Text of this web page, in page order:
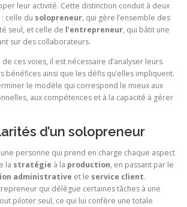
leur activité. Cette distinction conduit à deux
celle du solopreneur, qui gère l’ensemble des
seul, et celle de l’entrepreneur, qui bâtit une
sur des collaborateurs.
de ces voies, il est nécessaire d’analyser leurs
bénéfices ainsi que les défis qu’elles impliquent.
le modèle qui correspond le mieux aux
aux compétences et à la capacité à gérer
d’un solopreneur
personne qui prend en charge chaque aspect
la stratégie à la production, en passant par le
administrative et le service client.
qui délègue certaines tâches à une
piloter seul, ce qui lui confère une totale